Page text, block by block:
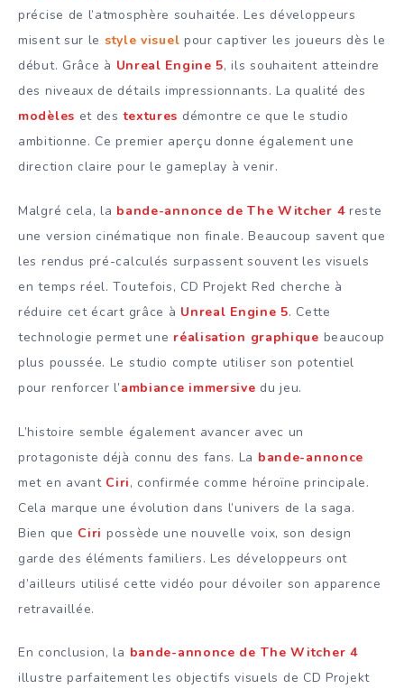
précise de l’atmosphère souhaitée. Les développeurs
misent sur le style visuel pour captiver les joueurs dès le
début. Grâce à Unreal Engine 5, ils souhaitent atteindre
des niveaux de détails impressionnants. La qualité des
modèles et destextures démontre ce que le studio
ambitionne. Ce premier aperçu donne également une
direction claire pour le gameplay à venir.
Malgré cela, la bande-annonce de The Witcher 4reste
une version cinématique non finale. Beaucoup savent que
les rendus pré-calculés surpassent souvent les visuels
en temps réel. Toutefois, CD Projekt Red cherche à
réduire cet écart grâce à Unreal Engine 5. Cette
technologie permet une réalisation graphique beaucoup
plus poussée. Le studio compte utiliser son potentiel
pour renforcer l’ambiance immersive du jeu.
L’histoire semble également avancer avec un
protagoniste déjà connu des fans. La bande-annonce
met en avant Ciri, confirmée comme héroïne principale.
Cela marque une évolution dans l’univers de la saga.
Bien que Ciri possède une nouvelle voix, son design
garde des éléments familiers. Les développeurs ont
d’ailleurs utilisé cette vidéo pour dévoiler son apparence
retravaillée.
En conclusion, la bande-annonce de The Witcher 4
illustre parfaitement les objectifs visuels de CD Projekt